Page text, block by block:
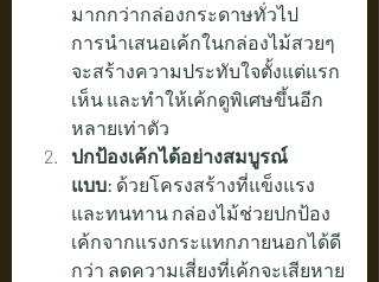
มากกว่ากล่องกระดาษทั่วไป
การนำเสนอเค้กในกล่องไม้สวยๆ
จะสร้างความประทับใจตั้งแต่แรก
เห็น และทำให้เค้กดูพิเศษขึ้นอีก
หลายเท่าตัว
ปกป้องเค้กได้อย่างสมบูรณ์
แบบ: ด้วยโครงสร้างที่แข็งแรง
และทนทาน กล่องไม้ช่วยปกป้อง
เค้กจากแรงกระแทกภายนอกได้ดี
กว่า ลดความเสี่ยงที่เค้กจะเสียหาย